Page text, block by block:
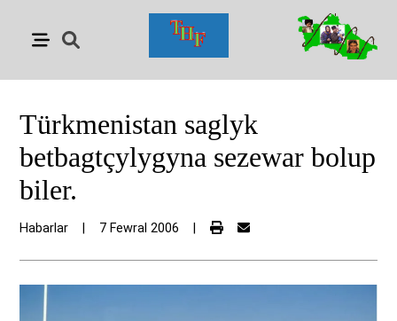
Türkmenistan saglyk
betbagtçylygyna sezewar bolup
biler.
Habarlar 7 Fewral 2006